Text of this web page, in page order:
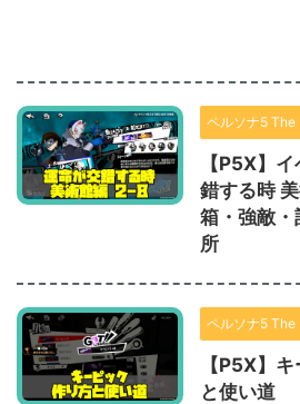
ペルソナ5 The
【P5X】
錯する時
箱・強敵
所
ペルソナ5 The
【P5X】
と使い道